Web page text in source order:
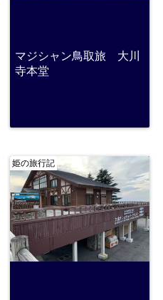
マジシャン鳥取旅 大川
寺本堂
姫の旅行記